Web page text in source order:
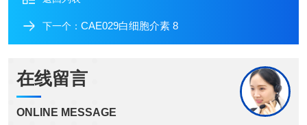
下一个： CAE029白细胞介素 8
在线留言
ONLINE MESSAGE